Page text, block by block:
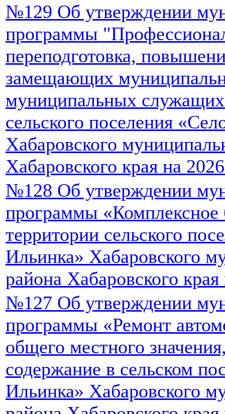
№129 Об утверждении
программы
переподготовка,
замещающих
муниципальных
сельского поселения
Хабаровского
Хабаровского края на
№128 Об утверждении
программы «Комплексное
территории сельского
Ильинка» Хабаровского
района Хабаровского
№127 Об утверждении
программы «Ремонт
общего местного
содержание в сельском
Ильинка» Хабаровского